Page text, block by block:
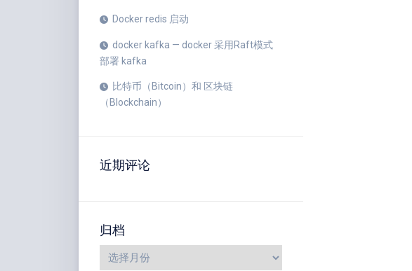
Docker redis 启动
docker kafka — docker 采用Raft模式
部署 kafka
比特币（Bitcoin）和 区块链
（Blockchain）
近期评论
归档